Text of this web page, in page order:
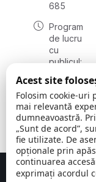
685
Program
de lucru
cu
publicul:
08:00 -
16:30
, vineri:
08:00 -
14:00
Concept realizat
Acest site
Folosim cookie-uri
mai relevantă
dumneavoastră.
„Sunt de acord”,
fie utilizate. De
opționale prin
continuarea
exprimați acordul